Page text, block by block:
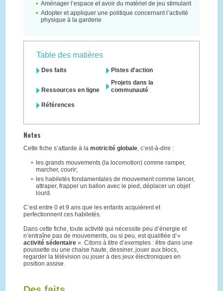
Aménager l’espace et avoir du matériel de jeu stimulant
Adopter et appliquer une politique concernant l’activité
physique à la garderie
Table des matières
Des faits Pistes d'action
Ressources en ligne
Projets dans la
communauté
Références
Notes
Cette fiche s’attarde à la motricité globale, c’est-à-dire :
les grands mouvements (la locomotion) comme ramper,
marcher, courir;
les habiletés fondamentales de mouvement comme lancer,
attraper, frapper un ballon avec le pied, déplacer un objet
lourd.
C’est entre 0 et 9 ans que les enfants acquièrent et
perfectionnent ces habiletés.
Dans cette fiche, toute activité qui nécessite peu d’énergie et
n’entraîne pas de mouvements, ou si peu, est qualifiée d’«
activité sédentaire ». Citons à titre d’exemples : être dans une
poussette ou une chaise haute, dessiner, jouer aux blocs,
regarder la télévision ou jouer à des jeux électroniques en
position assise.